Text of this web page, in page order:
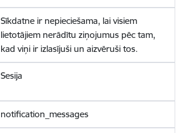
Sīkdatne ir nepieciešama, lai visiem
lietotājiem nerādītu ziņojumus pēc tam,
kad viņi ir izlasījuši un aizvēruši tos.
Sesija
notification_messages